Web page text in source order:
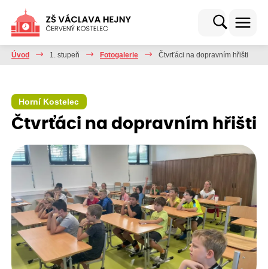
Úvod 1. stupeň Fotogalerie Čtvrťáci na dopravním hřišti
Horní Kostelec
Čtvrťáci na dopravním hřišti